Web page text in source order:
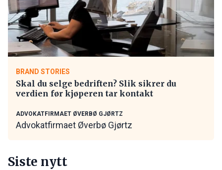
BRAND STORIES
Skal du selge bedriften? Slik sikrer du
verdien før kjøperen tar kontakt
ADVOKATFIRMAET ØVERBØ GJØRTZ
Advokatfirmaet Øverbø Gjørtz
Siste nytt